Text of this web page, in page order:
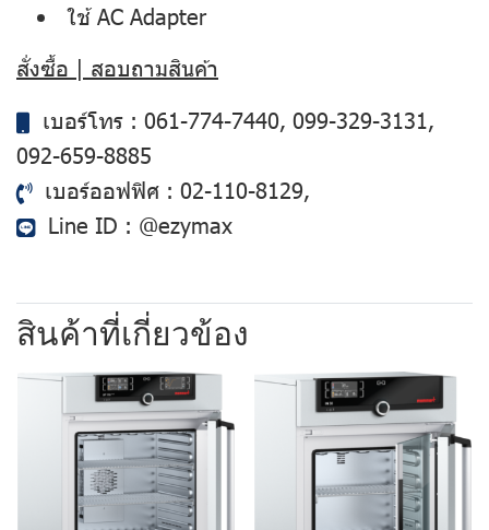
ใช้ AC Adapter
สั่งซื้อ | สอบถามสินค้า
เบอร์โทร : 061-774-7440, 099-329-3131 ,
092-659-8885
เบอร์ออฟฟิศ : 02-110-8129,
Line ID : @ezymax
สินค้าที่เกี่ยวข้อง